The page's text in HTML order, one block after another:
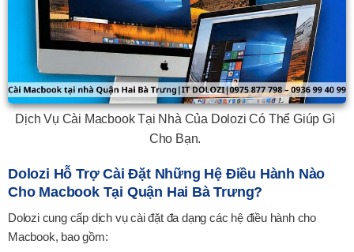
Dịch Vụ Cài Macbook Tại Nhà Của Dolozi Có Thể Giúp Gì
Cho Bạn.
Dolozi Hỗ Trợ Cài Đặt Những Hệ Điều Hành Nào
Cho Macbook Tại Quận Hai Bà Trưng?
Dolozi cung cấp dịch vụ cài đặt đa dạng các hệ điều hành cho
Macbook, bao gồm: